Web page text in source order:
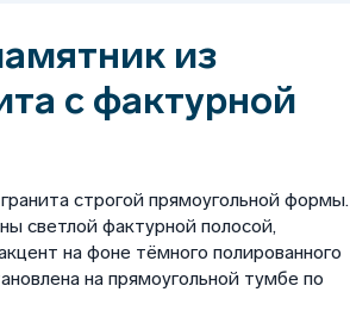
из
с фактурной
строгой прямоугольной формы.
светлой фактурной полосой,
на фоне тёмного полированного
на прямоугольной тумбе по